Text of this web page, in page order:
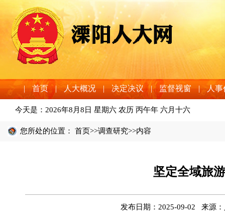
| 首页 | 人大概况 | 决定决议 | 监督视窗 | 人事
今天是： 2026年8月8日 星期六 农历 丙午年 六月十六
您所处的位置： 首页>>调查研究>>内容
坚定全域旅
发布日期：2025-09-02 来源